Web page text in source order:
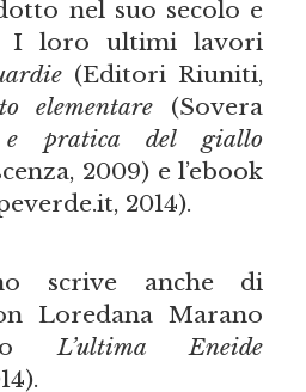
nel suo secolo e
I loro ultimi lavori
(Editori Riuniti,
elementare(Sovera
e pratica del giallo
2009) e l’ebook
2014).
scrive anche di
Loredana Marano
L’ultima Eneide